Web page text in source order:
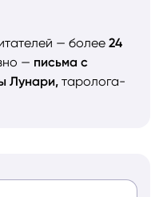
— более 24
— письма с
Лунари, таролога-